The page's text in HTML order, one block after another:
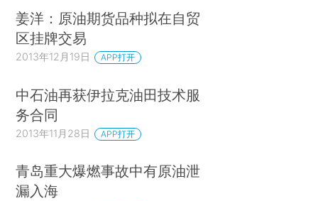
姜洋：原油期货品种拟在自贸
区挂牌交易
2013年12月19日 APP打开
中石油再获伊拉克油田技术服
务合同
2013年11月28日 APP打开
青岛重大爆燃事故中有原油泄
漏入海